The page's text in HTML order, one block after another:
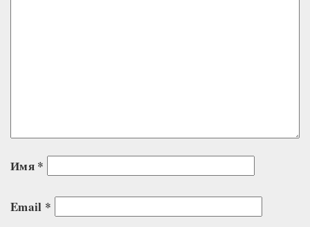
Имя *
Email *